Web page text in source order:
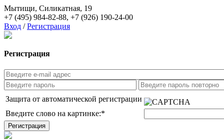
Мытищи, Силикатная, 19
+7 (495) 984-82-88, +7 (926) 190-24-00
Вход / Регистрация
Регистрация
Защита от автоматической регистрации
Введите слово на картинке:*